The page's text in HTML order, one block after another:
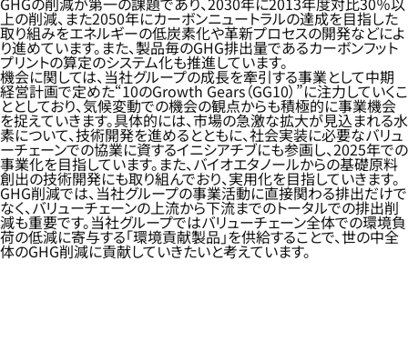
上の削減、また2050年にカーボンニュートラルの達成を目指した
取り組みをエネルギーの低炭素化や革新プロセスの開発などによ
り進めています。また、製品毎のGHG排出量であるカーボンフット
プリントの算定のシステム化も推進しています。
機会に関しては、当社グループの成長を牽引する事業として中期
経営計画で定めた“10のGrowth Gears（GG10）”に注力していくこ
ととしており、気候変動での機会の観点からも積極的に事業機会
を捉えていきます。具体的には、市場の急激な拡大が見込まれる水
素について、技術開発を進めるとともに、社会実装に必要なバリュ
ーチェーンでの協業に資するイニシアチブにも参画し、2025年での
事業化を目指しています。また、バイオエタノールからの基礎原料
創出の技術開発にも取り組んでおり、実用化を目指していきます。
GHG削減では、当社グループの事業活動に直接関わる排出だけで
なく、バリューチェーンの上流から下流までのトータルでの排出削
減も重要です。当社グループではバリューチェーン全体での環境負
荷の低減に寄与する「環境貢献製品」を供給することで、世の中全
体のGHG削減に貢献していきたいと考えています。